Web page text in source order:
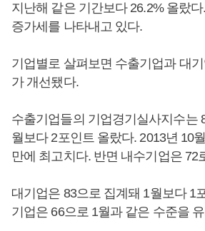
지난해 같은 기간보다 26.2% 올랐
증가세를 나타내고 있다.
기업별로 살펴보면 수출기업과 대
가 개선됐다.
수출기업들의 기업경기실사지수는
월보다 2포인트 올랐다. 2013년 10
만에 최고치다. 반면 내수기업은 72
대기업은 83으로 집계돼 1월보다 1
기업은 66으로 1월과 같은 수준을